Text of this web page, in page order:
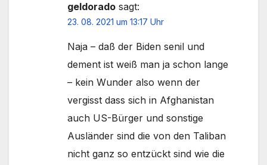
geldorado sagt:
23. 08. 2021 um 13:17 Uhr
Naja – daß der Biden senil und
dement ist weiß man ja schon lange
– kein Wunder also wenn der
vergisst dass sich in Afghanistan
auch US-Bürger und sonstige
Ausländer sind die von den Taliban
nicht ganz so entzückt sind wie die